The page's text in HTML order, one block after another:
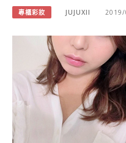
專櫃彩妝 JUJUXII